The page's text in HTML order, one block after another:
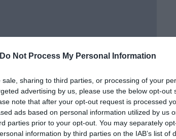
Do Not Process My Personal Information
sharing to third parties, or processing of your
advertising by us, please use the below opt-out
note that after your opt-out request is processed
ads based on personal information utilized by us
parties prior to your opt-out. You may separately
information by third parties on the IAB’s list of